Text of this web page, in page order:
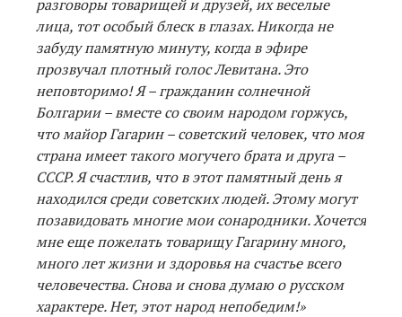
разговоры товарищей и друзей, их веселые
лица, тот особый блеск в глазах. Никогда не
забуду памятную минуту, когда в эфире
прозвучал плотный голос Левитана. Это
неповторимо! Я – гражданин солнечной
Болгарии – вместе со своим народом горжусь,
что майор Гагарин – советский человек, что моя
страна имеет такого могучего брата и друга –
СССР. Я счастлив, что в этот памятный день я
находился среди советских людей. Этому могут
позавидовать многие мои сонародники. Хочется
мне еще пожелать товарищу Гагарину много,
много лет жизни и здоровья на счастье всего
человечества. Снова и снова думаю о русском
характере. Нет, этот народ непобедим!»